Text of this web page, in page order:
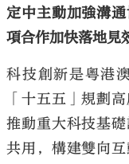
定中主動加強溝
項合作加快落地見
科技創新是粵港
「十五五」規劃
推動重大科技基
共用，構建雙向